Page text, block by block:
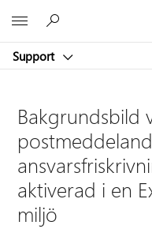
Support
Bakgrundsbild
aktiverad i en
miljö